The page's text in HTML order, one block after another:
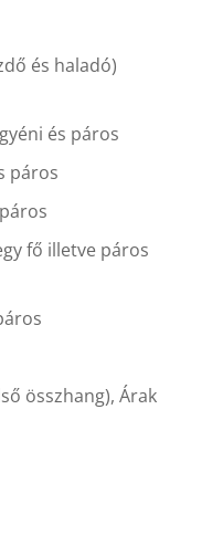
és haladó)
és páros
páros
fő illetve páros
összhang), Árak